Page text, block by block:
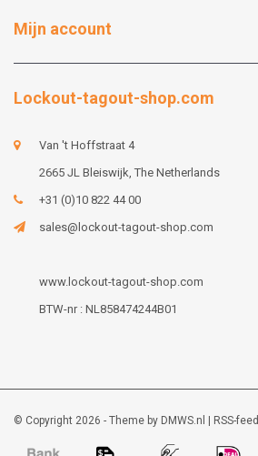
Mijn account
Lockout-tagout-shop.com
Van 't Hoffstraat 4
2665 JL Bleiswijk, The Netherlands
+31 (0)10 822 44 00
sales@lockout-tagout-shop.com
www.lockout-tagout-shop.com
BTW-nr : NL858474244B01
© Copyright 2026 - Theme by DMWS.nl RSS-feed